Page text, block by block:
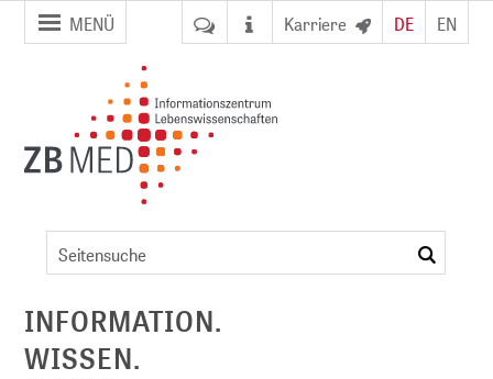
Zur
Seitennavigation
Zum
Inhalt
MENÜ Karriere DE EN
suchen
INFORMATION.
WISSEN.